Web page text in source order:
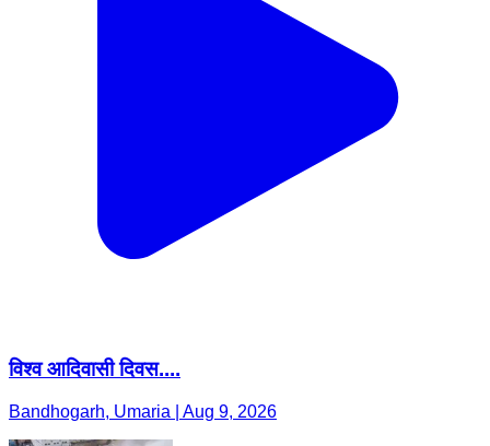
विश्व आदिवासी दिवस....
Bandhogarh, Umaria | Aug 9, 2026